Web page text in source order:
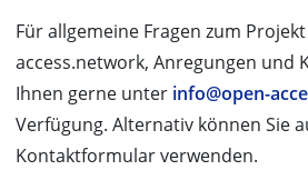
Für allgemeine Fragen zum
access.network, Anregungen und
Ihnen gerne unter info@open-
Verfügung. Alternativ können Sie
Kontaktformular verwenden.